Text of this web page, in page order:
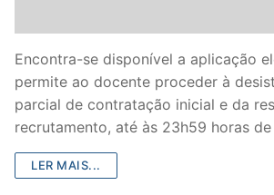
Encontra-se disponível a aplicação
permite ao docente proceder à
parcial de contratação inicial e da
recrutamento, até às 23h59 horas
LER MAIS...